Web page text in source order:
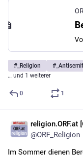
# _Religion #
… und 1 weiterer
0 1
religion.ORF.at
@ORF_Religion
Im Sommer dienen